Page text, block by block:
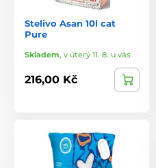
Stelivo Asan 10l cat
Pure
Skladem, v úterý 11. 8. u vás
216,00 Kč